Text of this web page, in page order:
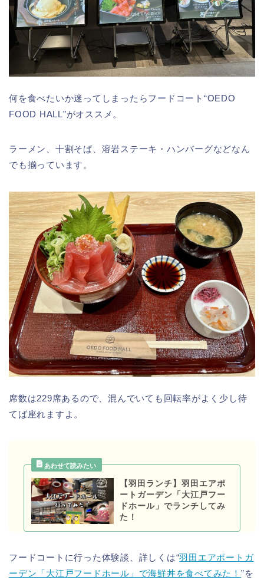
何を食べたいか迷ってしまったらフードコート“OEDO
FOOD HALL”がオススメ。
ラーメン、十割そば、溶岩ステーキ・ハンバーグなどなん
でも揃っています。
席数は229席あるので、混んでいても回転率がよく少し待
てば座れますよ。
【羽田ランチ】羽田エアポ
ートガーデン「大江戸フー
ドホール」でランチしてみ
た！
フードコートに行った体験談、詳しくは“羽田エアポートガ
ーデン「大江戸フードホール」で海鮮丼を食べてみた！ ”を